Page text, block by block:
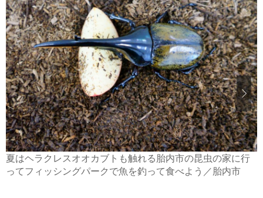
夏はヘラクレスオオカブトも触れる胎内市の昆虫の家に行
ってフィッシングパークで魚を釣って食べよう／胎内市